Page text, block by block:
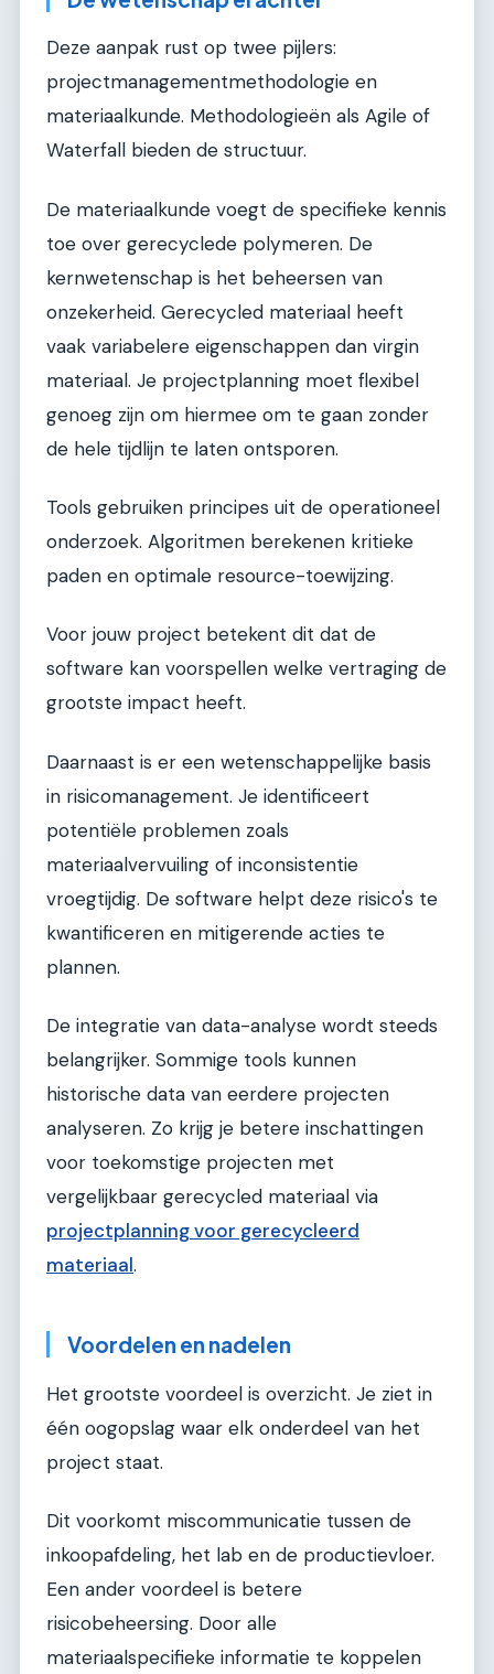
Deze aanpak rust op twee pijlers:
projectmanagementmethodologie en
materiaalkunde. Methodologieën als Agile of
Waterfall bieden de structuur.
De materiaalkunde voegt de specifieke kennis
toe over gerecyclede polymeren. De
kernwetenschap is het beheersen van
onzekerheid. Gerecycled materiaal heeft
vaak variabelere eigenschappen dan virgin
materiaal. Je projectplanning moet flexibel
genoeg zijn om hiermee om te gaan zonder
de hele tijdlijn te laten ontsporen.
Tools gebruiken principes uit de operationeel
onderzoek. Algoritmen berekenen kritieke
paden en optimale resource-toewijzing.
Voor jouw project betekent dit dat de
software kan voorspellen welke vertraging de
grootste impact heeft.
Daarnaast is er een wetenschappelijke basis
in risicomanagement. Je identificeert
potentiële problemen zoals
materiaalvervuiling of inconsistentie
vroegtijdig. De software helpt deze risico's te
kwantificeren en mitigerende acties te
plannen.
De integratie van data-analyse wordt steeds
belangrijker. Sommige tools kunnen
historische data van eerdere projecten
analyseren. Zo krijg je betere inschattingen
voor toekomstige projecten met
vergelijkbaar gerecycled materiaal via
projectplanning voor gerecycleerd
materiaal.
Voordelen en nadelen
Het grootste voordeel is overzicht. Je ziet in
één oogopslag waar elk onderdeel van het
project staat.
Dit voorkomt miscommunicatie tussen de
inkoopafdeling, het lab en de productievloer.
Een ander voordeel is betere
risicobeheersing. Door alle
materiaalspecifieke informatie te koppelen